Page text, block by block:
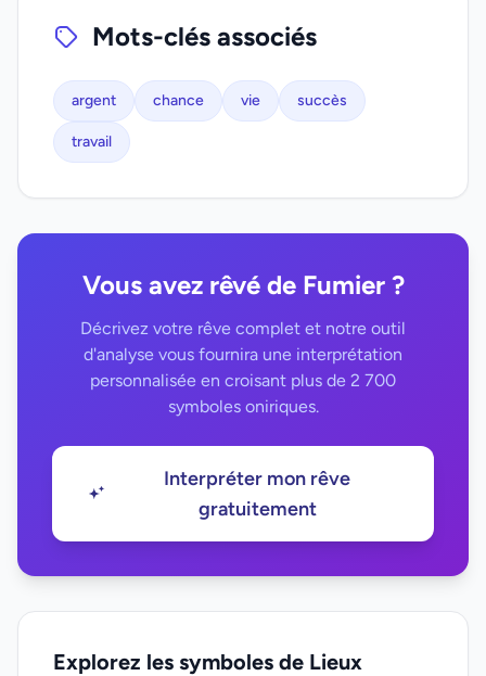
Mots-clés associés
argent chance vie succès
travail
Vous avez rêvé de Fumier ?
Décrivez votre rêve complet et notre outil
d'analyse vous fournira une interprétation
personnalisée en croisant plus de 2 700
symboles oniriques.
Interpréter mon rêve
gratuitement
Explorez les symboles de Lieux